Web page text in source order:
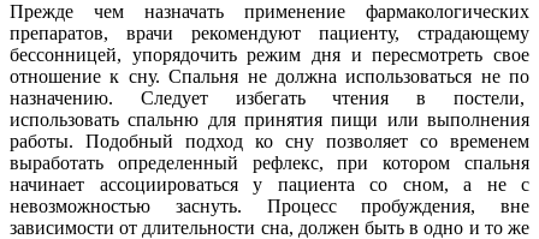
Прежде чем назначать применение фармакологических
препаратов, врачи рекомендуют пациенту, страдающему
бессонницей, упорядочить режим дня и пересмотреть свое
отношение к сну. Спальня не должна использоваться не по
назначению. Следует избегать чтения в постели,
использовать спальню для принятия пищи или выполнения
работы. Подобный подход ко сну позволяет со временем
выработать определенный рефлекс, при котором спальня
начинает ассоциироваться у пациента со сном, а не с
невозможностью заснуть. Процесс пробуждения, вне
зависимости от длительности сна, должен быть в одно и то же